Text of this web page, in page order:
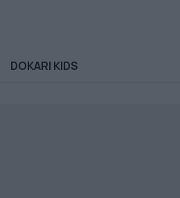
DOKARI KIDS